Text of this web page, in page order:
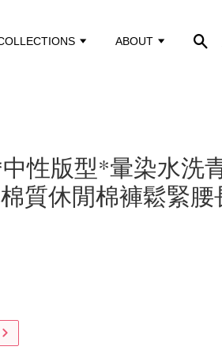
ABOUT
性版型*暈染水洗
質休閒棉褲鬆緊腰